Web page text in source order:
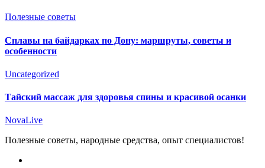
Полезные советы
Сплавы на байдарках по Дону: маршруты, советы и
особенности
Uncategorized
Тайский массаж для здоровья спины и красивой осанки
NovaLive
Полезные советы, народные средства, опыт специалистов!